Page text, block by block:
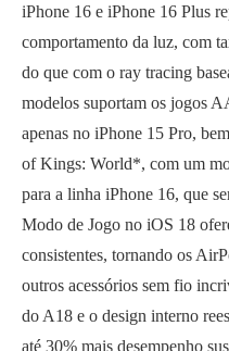
iPhone 16 e iPhone 16 Plus
comportamento da luz, com
do que com o ray tracing
modelos suportam os jogos
apenas no iPhone 15 Pro,
of Kings: World*, com um
para a linha iPhone 16, que
Modo de Jogo no iOS 18
consistentes, tornando os
outros acessórios sem fio
do A18 e o design interno
até 30% mais desempenho